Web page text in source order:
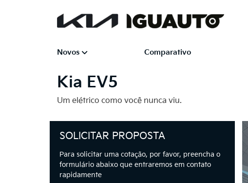
Novos Comparativo
Kia EV5
Um elétrico como você nunca viu.
SOLICITAR PROPOSTA
Para solicitar uma cotação, por favor, preencha o
formulário abaixo que entraremos em contato
rapidamente